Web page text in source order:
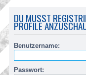
DU MUSST
PROFILE
Benutzername:
Passwort: